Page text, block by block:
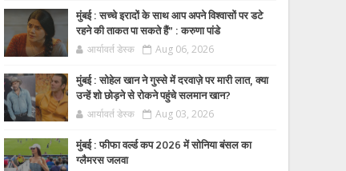
मुंबई : सच्चे इरादों के साथ आप अपने विश्वासों पर डटे
रहने की ताकत पा सकते हैं” : करुणा पांडे
आर्यावर्त डेस्क Aug 06, 2026
मुंबई : सोहेल खान ने गुस्से में दरवाज़े पर मारी लात, क्या
उन्हें शो छोड़ने से रोकने पहुंचे सलमान खान?
आर्यावर्त डेस्क Aug 03, 2026
मुंबई : फीफा वर्ल्ड कप 2026 में सोनिया बंसल का
ग्लैमरस जलवा